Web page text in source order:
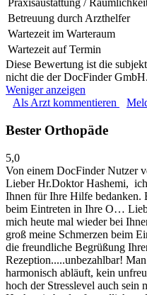
Praxisaustattung /
Betreuung durch Arzthelfer
Wartezeit im Warteraum
Wartezeit auf Termin
Diese Bewertung ist die
nicht die der DocFinder GmbH.
Weniger anzeigen
Als Arzt kommentieren
Bester Orthopäde
5,0
Von einem DocFinder Nutzer
Lieber Hr.Doktor Hashemi,
Ihnen für Ihre Hilfe bedanken.
beim Eintreten in Ihre O…
mich heute mal wieder bei
groß meine Schmerzen beim
die freundliche Begrüßung
Rezeption.....unbezahlbar!
harmonisch abläuft, kein
hoch der Stresslevel auch